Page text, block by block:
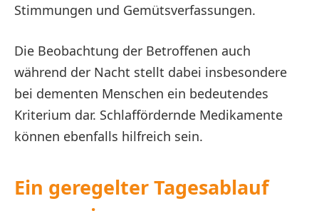
Stimmungen und Gemütsverfassungen.
Die Beobachtung der Betroffenen auch
während der Nacht stellt dabei insbesondere
bei dementen Menschen ein bedeutendes
Kriterium dar. Schlaffördernde Medikamente
können ebenfalls hilfreich sein.
Ein geregelter Tagesablauf